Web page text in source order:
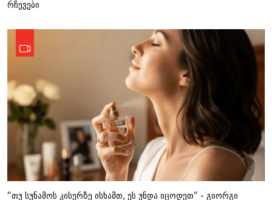
რჩევები
“თუ სუნამოს კისერზე ისხამთ, ეს უნდა იცოდეთ“ - გიორგი